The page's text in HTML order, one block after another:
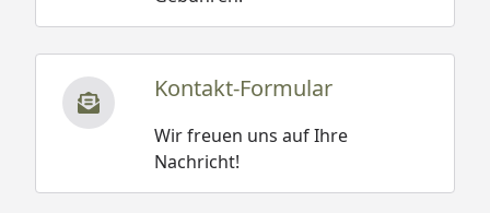
Kontakt-Formular
Wir freuen uns auf Ihre
Nachricht!